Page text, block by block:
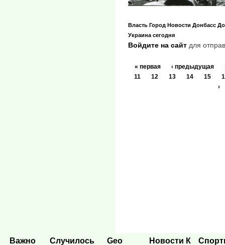
Власть Город Новости Донбасс
Украина сегодня
Войдите на сайт для
« первая ‹ предыдущая
11
12 13 14 15
›
Важно Случилось Geo Новости К